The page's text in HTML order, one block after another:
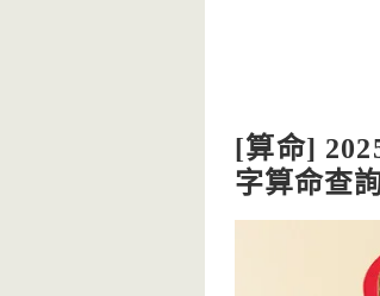
[算命]
字算命查